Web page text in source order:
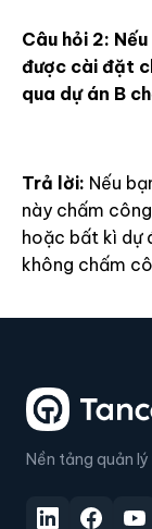
Câu hỏi 2:
được cài đặt
qua dự án B
Trả lời: Nếu
này chấm
hoặc bất kì dự
không chấm
Nền tảng quản lý